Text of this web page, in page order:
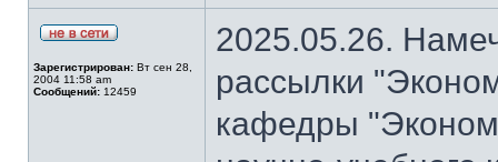
Зарегистрирован: Вт сен 28,
2004 11:58 am
Сообщений: 12459
2025.05.26.
рассылки
кафедры